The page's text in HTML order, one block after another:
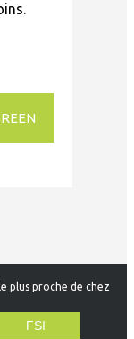
plus proche de chez
FSI